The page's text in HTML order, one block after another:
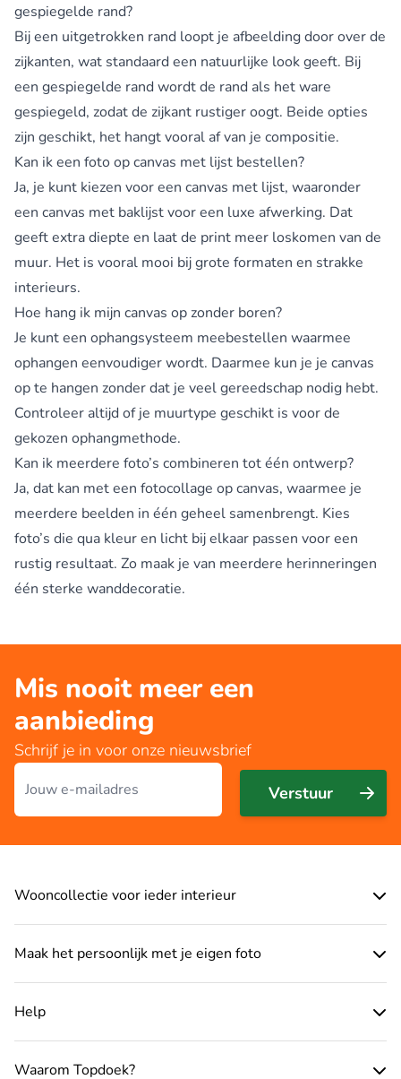
gespiegelde rand?
Bij een uitgetrokken rand loopt je afbeelding door over de
zijkanten, wat standaard een natuurlijke look geeft. Bij
een gespiegelde rand wordt de rand als het ware
gespiegeld, zodat de zijkant rustiger oogt. Beide opties
zijn geschikt, het hangt vooral af van je compositie.
Kan ik een foto op canvas met lijst bestellen?
Ja, je kunt kiezen voor een canvas met lijst, waaronder
een canvas met baklijst voor een luxe afwerking. Dat
geeft extra diepte en laat de print meer loskomen van de
muur. Het is vooral mooi bij grote formaten en strakke
interieurs.
Hoe hang ik mijn canvas op zonder boren?
Je kunt een ophangsysteem meebestellen waarmee
ophangen eenvoudiger wordt. Daarmee kun je je canvas
op te hangen zonder dat je veel gereedschap nodig hebt.
Controleer altijd of je muurtype geschikt is voor de
gekozen ophangmethode.
Kan ik meerdere foto’s combineren tot één ontwerp?
Ja, dat kan met een fotocollage op canvas, waarmee je
meerdere beelden in één geheel samenbrengt. Kies
foto’s die qua kleur en licht bij elkaar passen voor een
rustig resultaat. Zo maak je van meerdere herinneringen
één sterke wanddecoratie.
Mis nooit meer een
aanbieding
Schrijf je in voor onze nieuwsbrief
E-mailadres
Verstuur
Wooncollectie voor ieder interieur
Maak het persoonlijk met je eigen foto
Help
Waarom Topdoek?